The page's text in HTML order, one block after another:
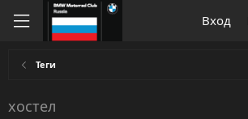
Вход
Теги
хостел